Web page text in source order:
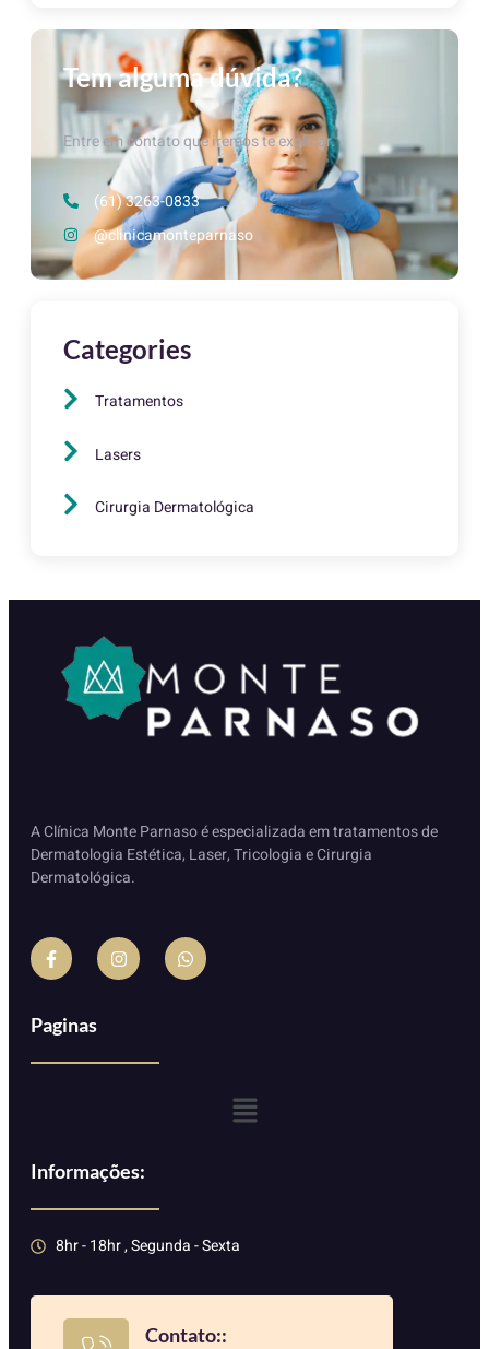
Tem alguma dúvida?
Entre em contato que iremos te explicar.
(61) 3263-0833
@clinicamonteparnaso
Categories
Tratamentos
Lasers
Cirurgia Dermatológica
A Clínica Monte Parnaso é especializada em tratamentos de
Dermatologia Estética, Laser, Tricologia e Cirurgia
Dermatológica.
Paginas
Informações:
8hr - 18hr , Segunda - Sexta
Contato::